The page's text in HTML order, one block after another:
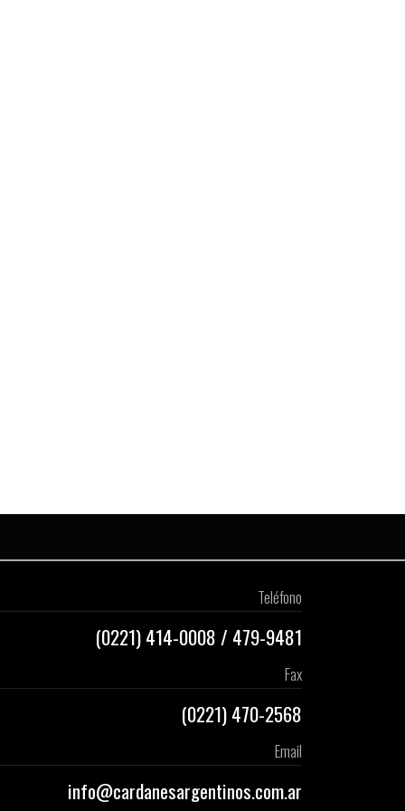
Teléfono
(0221)414-0008 / 479-9481
Fax
(0221) 470-2568
Email
info@cardanesargentinos.com.ar